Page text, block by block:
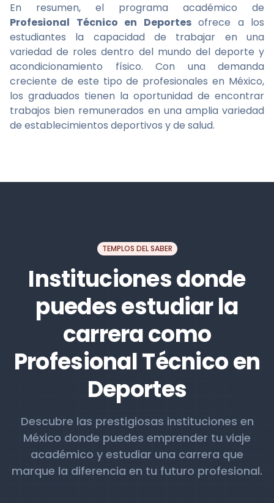
En resumen, el programa académico de
Profesional Técnico en Deportesofrece a los
estudiantes la capacidad de trabajar en una
variedad de roles dentro del mundo del deporte y
acondicionamiento físico. Con una demanda
creciente de este tipo de profesionales en México,
los graduados tienen la oportunidad de encontrar
trabajos bien remunerados en una amplia variedad
de establecimientos deportivos y de salud.
TEMPLOS DEL SABER
Instituciones donde
puedes estudiar la
carrera como
Profesional Técnico en
Deportes
Descubre las prestigiosas instituciones en
México donde puedes emprender tu viaje
académico y estudiar una carrera que
marque la diferencia en tu futuro profesional.